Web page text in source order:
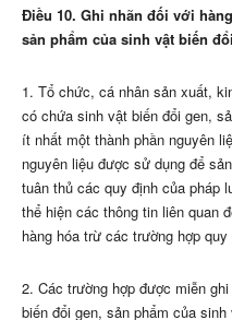
Điều 10. Ghi nhãn đối với
sản phẩm của sinh vật biến
1. Tổ chức, cá nhân sản xuất,
có chứa sinh vật biến đổi gen,
ít nhất một thành phần nguyên
nguyên liệu được sử dụng để
tuân thủ các quy định của pháp
thể hiện các thông tin liên quan
hàng hóa trừ các trường hợp
2. Các trường hợp được miễn
biến đổi gen, sản phẩm của